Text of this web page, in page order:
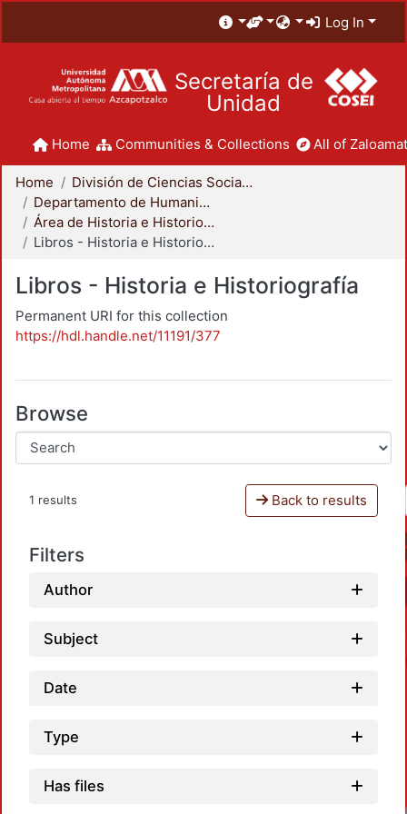
Log In
Secretaría de
Unidad
Home Communities & Collections All of
Home
División de Ciencias Sociales y Humanidades
Departamento de Humanidades
Área de Historia e Historiografía
Libros - Historia e Historiografía
Libros - Historia e Historiografía
Permanent URI for this collection
https://hdl.handle.net/11191/377
Browse
1 results Back to results
Filters
Author
Subject
Date
Type
Has files